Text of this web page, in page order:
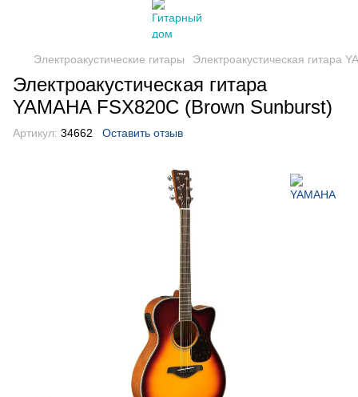
Электроакустические гитары Электроакустическая гитара
Электроакустическая гитара
YAMAHA FSX820C (Brown Sunburst)
Артикул: 34662 Оставить отзыв